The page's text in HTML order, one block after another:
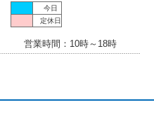
今日
定休日
営業時間：10時～18時